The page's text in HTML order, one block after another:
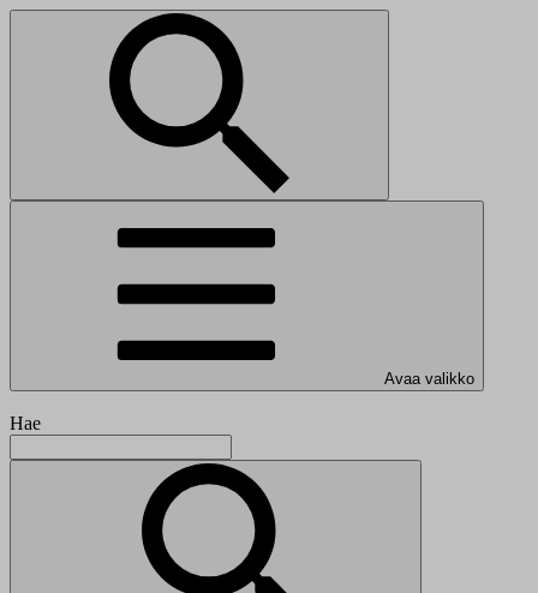
Avaa valikko
Hae